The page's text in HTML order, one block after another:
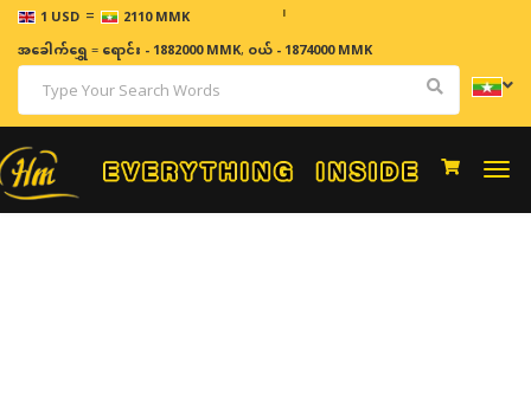
1 USD = 2110 MMK
အခေါက်ရွှေ=ရောင်း - 1882000 MMK, ဝယ် - 1874000 MMK